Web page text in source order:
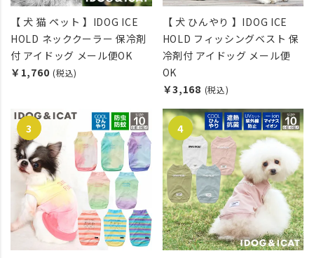
【 犬 猫 ペット 】IDOG ICE
HOLD ネッククーラー 保冷剤
付 アイドッグ メール便OK
￥1,760 (税込)
【 犬 ひんやり 】IDOG ICE
HOLD フィッシングベスト 保
冷剤付 アイドッグ メール便
OK
￥3,168 (税込)